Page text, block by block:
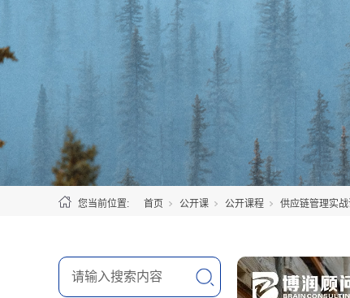
您当前位置: 首页 公开课 公开课程 供应链管理实